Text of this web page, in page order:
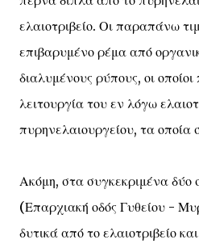
ελαιοτριβείο. Οι παραπάνω
επιβαρυμένο ρέμα από
διαλυμένους ρύπους, οι
λειτουργία του εν λόγω
πυρηνελαιουργείου, τα οποία
Ακόμη, στα συγκεκριμένα δύο
(Επαρχιακή οδός Γυθείου -
δυτικά από το ελαιοτριβείο